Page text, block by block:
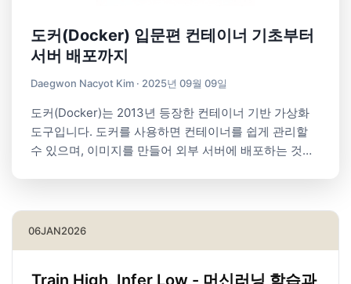
도커(Docker) 입문편 컨테이너 기초부터
서버 배포까지
Daegwon Nacyot Kim · 2025년 09월 09일
도커(Docker)는 2013년 등장한 컨테이너 기반 가상화
도구입니다. 도커를 사용하면 컨테이너를 쉽게 관리할
수 있으며, 이미지를 만들어 외부 서버에 배포하는 것도
허브와 Fly.io을 사용해 직접 만든 이미지로 서버 애플리
케이션을 배포하는...
06JAN2026
Train High, Infer Low - 머신러닝 학습과